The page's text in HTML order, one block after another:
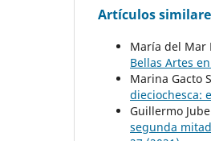
Artículos
María del Mar
Bellas Artes
Marina Gacto
dieciochesca:
Guillermo
segunda